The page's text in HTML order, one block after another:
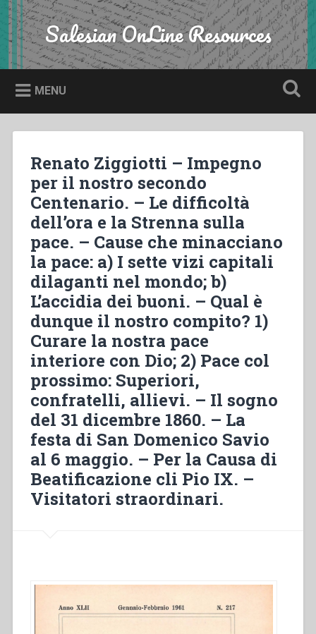
Skip
to
content
Search Salesian OnLine Resources
MENU
Renato Ziggiotti – Impegno
per il nostro secondo
Centenario. – Le difficoltà
dell’ora e la Strenna sulla
pace. – Cause che minacciano
la pace: a) I sette vizi capitali
dilaganti nel mondo; b)
L’accidia dei buoni. – Qual è
dunque il nostro compito? 1)
Curare la nostra pace
interiore con Dio; 2) Pace col
prossimo: Superiori,
confratelli, allievi. – Il sogno
del 31 dicembre 1860. – La
festa di San Domenico Savio
al 6 maggio. – Per la Causa di
Beatificazione cli Pio IX. –
Visitatori straordinari.